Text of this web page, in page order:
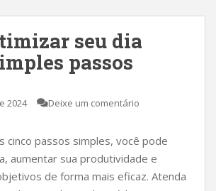
seu dia
passos
2024 Deixe um comentário
cinco passos simples, você pode
aumentar sua produtividade e
de forma mais eficaz. Atenda